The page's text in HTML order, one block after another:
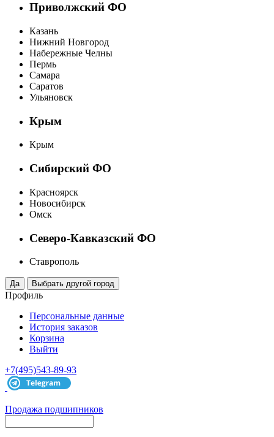
Приволжский ФО
Казань
Нижний Новгород
Набережные Челны
Пермь
Самара
Саратов
Ульяновск
Крым
Крым
Сибирский ФО
Красноярск
Новосибирск
Омск
Северо-Кавказский ФО
Ставрополь
Профиль
Персональные данные
История заказов
Корзина
Выйти
+7(495)543-89-93
Продажа подшипников